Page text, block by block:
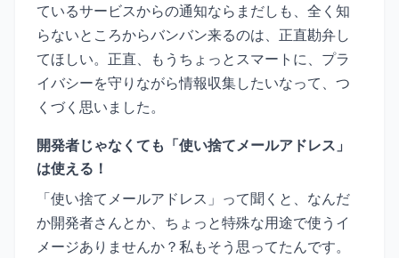
ているサービスからの通知ならまだしも、全く知
らないところからバンバン来るのは、正直勘弁し
てほしい。正直、もうちょっとスマートに、プラ
イバシーを守りながら情報収集したいなって、つ
くづく思いました。
開発者じゃなくても「使い捨てメールアドレス」
は使える！
「使い捨てメールアドレス」って聞くと、なんだ
か開発者さんとか、ちょっと特殊な用途で使うイ
メージありませんか？私もそう思ってたんです。